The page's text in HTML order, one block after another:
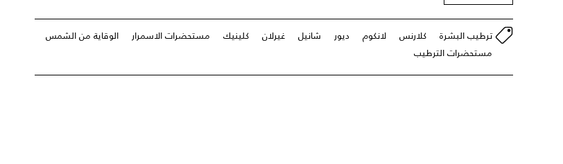
ترطيب البشرة كلارنس لانكوم ديور شانيل غيرلان كلينيك مستحضرات الاسمرار
الوقاية من الشمس
مستحضرات الترطيب